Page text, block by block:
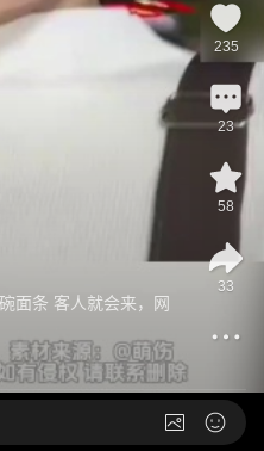
面条 客人就会来，网
235
23
58
33